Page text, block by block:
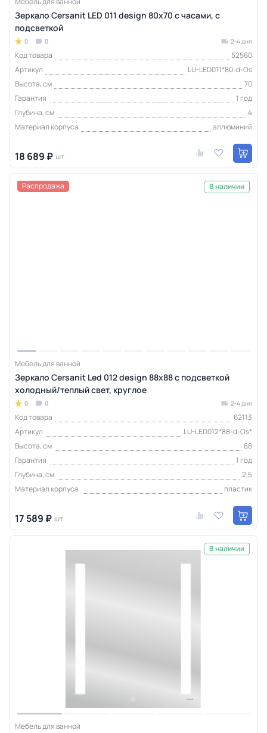
Зеркало Cersanit LED 011 design 80x70 с часами, с
подсветкой
0 0 2-4 дня
Код товара
52560
Артикул
LU-LED011*80-d-Os
Высота, см
70
Гарантия
1 год
Глубина, см
4
Материал корпуса
аллюминий
18 689 ₽ шт
Распродажа В наличии
Мебель для ванной
Зеркало Cersanit Led 012 design 88x88 с подсветкой
холодный/теплый cвет, круглое
0 0 2-4 дня
Код товара
62113
Артикул
LU-LED012*88-d-Os*
Высота, см
88
Гарантия
1 год
Глубина, см
2,5
Материал корпуса
пластик
17 589 ₽ шт
В наличии
Мебель для ванной